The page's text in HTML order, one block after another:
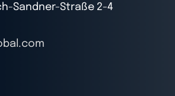
Sandner-Straße 2-4